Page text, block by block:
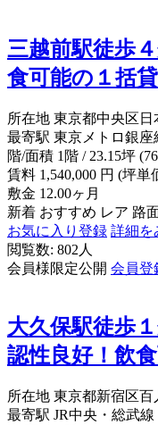
三越前駅徒歩
食可能の１括
所在地 東京都中央区日
最寄駅 東京メトロ銀座
階/面積 1階 / 23.15坪
賃料 1,540,000 円 (坪単
敷金 12.00ヶ月
新着 おすすめ レア 路
お気に入り登録 詳細を
閲覧数: 802人
会員様限定公開 会員登
大久保駅徒歩
認性良好！飲
所在地 東京都新宿区百
最寄駅 JR中央・総武